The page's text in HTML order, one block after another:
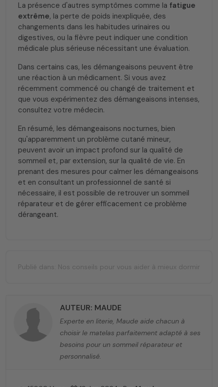
La présence d'autres symptômes comme la fatigue
extrême, la perte de poids inexpliquée, des
changements dans les habitudes urinaires ou
digestives, ou la fièvre peut indiquer une condition
médicale plus sérieuse nécessitant une évaluation.
Dans certains cas, les démangeaisons peuvent être
une réaction à un médicament. Si vous avez
récemment commencé ou changé de traitement et
que vous expérimentez des démangeaisons intenses,
consultez votre médecin.
En résumé, les démangeaisons nocturnes, bien
qu'apparemment un problème cutané mineur,
peuvent avoir un impact profond sur la qualité de
sommeil et, par extension, sur la qualité de vie. En
prenant des mesures pour calmer les démangeaisons
et en consultant un professionnel de santé si
nécessaire, il est possible de retrouver un sommeil
réparateur et de gérer efficacement ce problème
dérangeant.
Publié dans: Nos conseils pour vous aider à mieux dormir
AUTEUR: MAUDE
Experte en literie, Maude aide chacun à
choisir le matelas parfaitement adapté à ses
besoins pour un sommeil réparateur et
personnalisé.